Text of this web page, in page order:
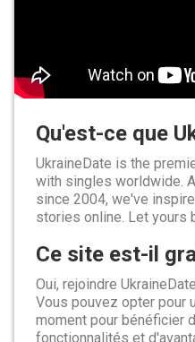
Qu'est-ce que
UkraineDate is the
with singles worldwide.
since 2004, we've
stories online. Let yours
Ce site est-il
Oui, rejoindre
Vous pouvez opter pour
moment pour bénéficier
fonctionnalités et